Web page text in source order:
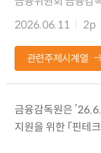
2026.06.11
2p
관련주제시계열
금융감독원은
지원을 위한 「핀테